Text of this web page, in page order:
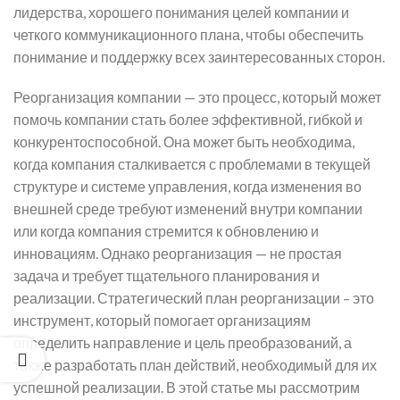
лидерства, хорошего понимания целей компании и
четкого коммуникационного плана, чтобы обеспечить
понимание и поддержку всех заинтересованных сторон.
Реорганизация компании — это процесс, который может
помочь компании стать более эффективной, гибкой и
конкурентоспособной. Она может быть необходима,
когда компания сталкивается с проблемами в текущей
структуре и системе управления, когда изменения во
внешней среде требуют изменений внутри компании
или когда компания стремится к обновлению и
инновациям. Однако реорганизация — не простая
задача и требует тщательного планирования и
реализации. Стратегический план реорганизации – это
инструмент, который помогает организациям
определить направление и цель преобразований, а
также разработать план действий, необходимый для их
успешной реализации. В этой статье мы рассмотрим